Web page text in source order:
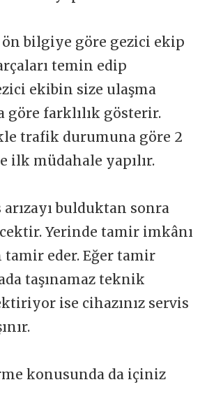
ön bilgiye göre gezici ekip
temin edip
ekibin size ulaşma
göre farklılık gösterir.
trafik durumuna göre 2
ilk müdahale yapılır.
bulduktan sonra
Yerinde tamir imkânı
tamir eder. Eğer tamir
taşınamaz teknik
ise cihazınız servis
konusunda da içiniz